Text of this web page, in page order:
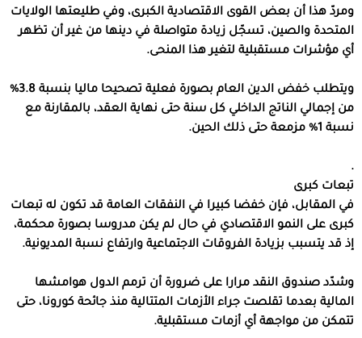
ومردّ هذا أن بعض القوى الاقتصادية الكبرى، وفي طليعتها الولايات
المتحدة والصين، تسجّل زيادة متواصلة في دينها من غير أن تظهر
أي مؤشرات مستقبلية لتغير هذا المنحى.
ويتطلب خفض الدين العام بصورة فعلية تصحيحا ماليا بنسبة 3.8%
من إجمالي الناتج الداخلي كل سنة حتى نهاية العقد، بالمقارنة مع
نسبة 1% مزمعة حتى ذلك الحين.
.
تبعات كبرى
في المقابل، فإن خفضا كبيرا في النفقات العامة قد تكون له تبعات
كبرى على النمو الاقتصادي في حال لم يكن مدروسا بصورة محكمة،
إذ قد يتسبب بزيادة الفروقات الاجتماعية وارتفاع نسبة المديونية.
وشدّد صندوق النقد مرارا على ضرورة أن ترمم الدول هوامشها
المالية بعدما تقلصت جراء الأزمات المتتالية منذ جائحة كورونا، حتى
تتمكن من مواجهة أي أزمات مستقبلية.